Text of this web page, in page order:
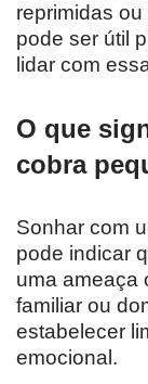
reprimidas
pode ser útil
lidar com
O que
cobra
Sonhar com
pode indicar
uma ameaça
familiar ou
estabelecer
emocional.